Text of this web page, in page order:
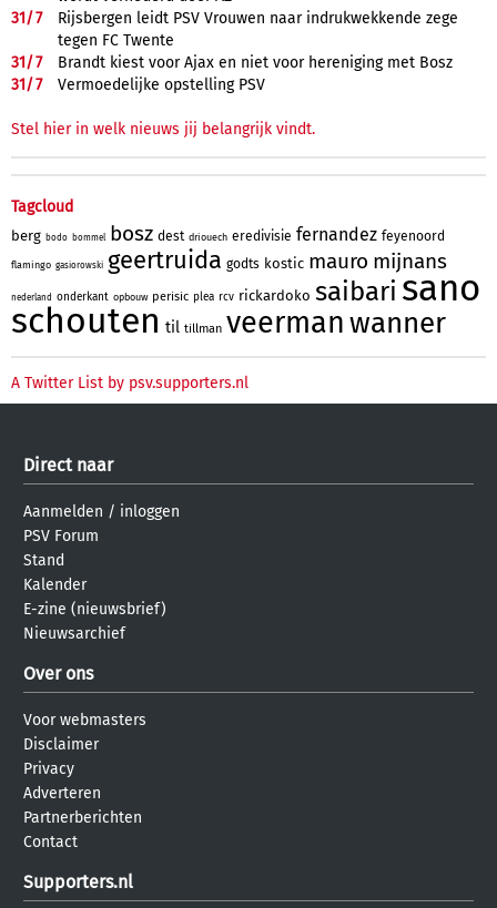
31/7
Rijsbergen leidt PSV Vrouwen naar indrukwekkende zege
tegen FC Twente
31/7
Brandt kiest voor Ajax en niet voor hereniging met Bosz
31/7 Vermoedelijke opstelling PSV
Stel hier in welk nieuws jij belangrijk vindt.
Tagcloud
berg bodo bommel bosz dest driouech eredivisie fernandez feyenoord
flamingo gasiorowski geertruida godts kostic mauro mijnans
nederland onderkant opbouw perisic plea rcv rickardoko saibari sano
schouten til tillman veermanwanner
A Twitter List by psv.supporters.nl
Direct naar
Aanmelden / inloggen
PSV Forum
Stand
Kalender
E-zine (nieuwsbrief)
Nieuwsarchief
Over ons
Voor webmasters
Disclaimer
Privacy
Adverteren
Partnerberichten
Contact
Supporters.nl